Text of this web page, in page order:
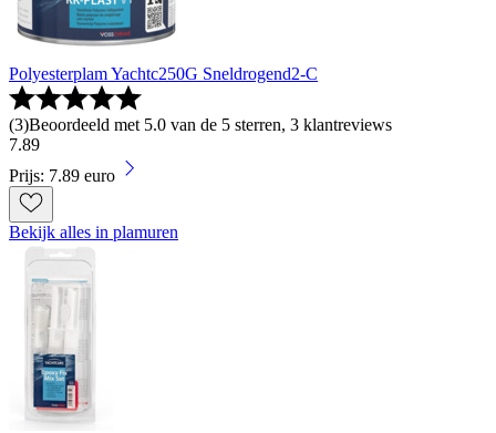
Polyesterplam Yachtc250G Sneldrogend2-C
(3)Beoordeeld met 5.0 van de 5 sterren, 3 klantreviews
7.89
Prijs: 7.89 euro
Bekijk alles in plamuren